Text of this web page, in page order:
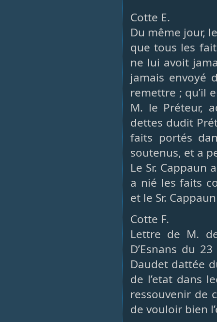
Cotte E.
Du même jour,
que tous les
ne lui avoit
jamais envoyé
remettre ; qu’il
M. le Préteur,
dettes dudit
faits portés
soutenus, et a
Le Sr. Cappaun
a nié les faits
et le Sr.
Cotte F.
Lettre de M.
D’Esnans du
Daudet dattée
de l’etat dans
ressouvenir de
de vouloir bien